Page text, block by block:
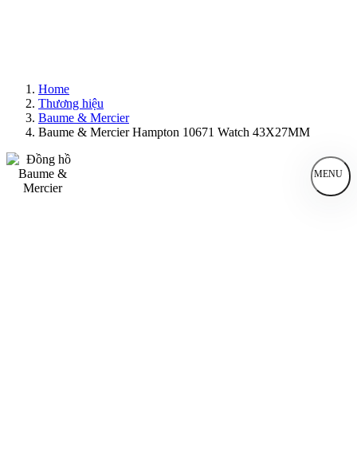
Home
Thương hiệu
Baume & Mercier
Baume & Mercier Hampton 10671 Watch 43X27MM
MENU